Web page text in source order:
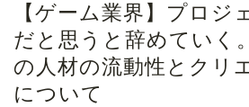
【ゲーム業界】プロジ
だと思うと辞めていく
の人材の流動性とクリ
について